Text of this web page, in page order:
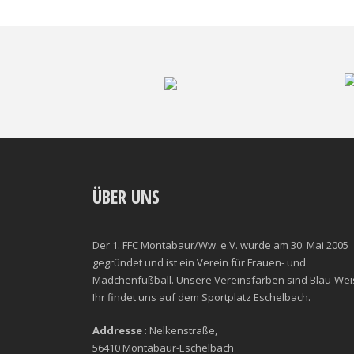
ÜBER UNS
Der 1. FFC Montabaur/Ww. e.V. wurde am 30. Mai 2005
gegründet und ist ein Verein für Frauen- und
Mädchenfußball. Unsere Vereinsfarben sind Blau-
Ihr findet uns auf dem Sportplatz Eschelbach.
Addresse : Nelkenstraße,
56410 Montabaur-Eschelbach